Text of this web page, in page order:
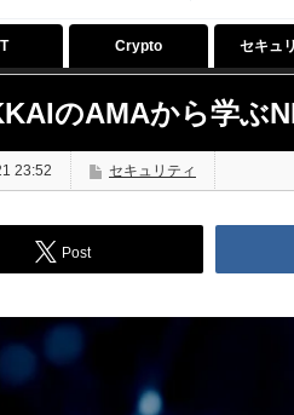
Crypto セキュ
のAMAから学ぶ
23:52 セキュリティ
Post